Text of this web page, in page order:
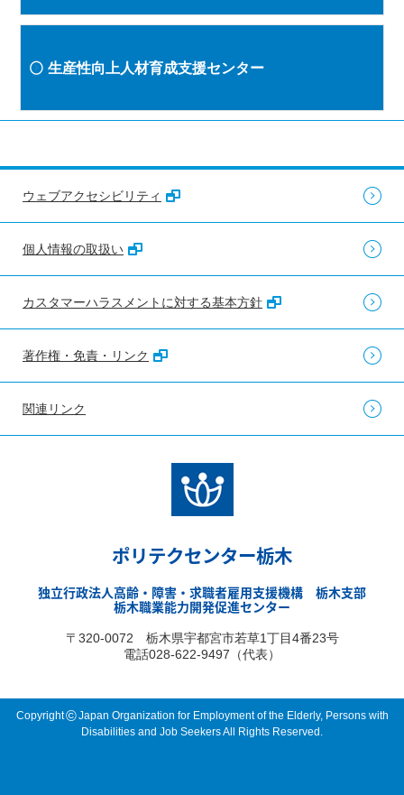
生産性向上人材育成支援センター
ウェブアクセシビリティ
個人情報の取扱い
カスタマーハラスメントに対する基本方針
著作権・免責・リンク
関連リンク
ポリテクセンター栃木
独立行政法人高齢・障害・求職者雇用支援機構 栃木支部
栃木職業能力開発促進センター
〒320-0072 栃木県宇都宮市若草1丁目4番23号
電話028-622-9497（代表）
Copyright©Japan Organization for Employment of the Elderly, Persons with
Disabilities and Job Seekers All Rights Reserved.